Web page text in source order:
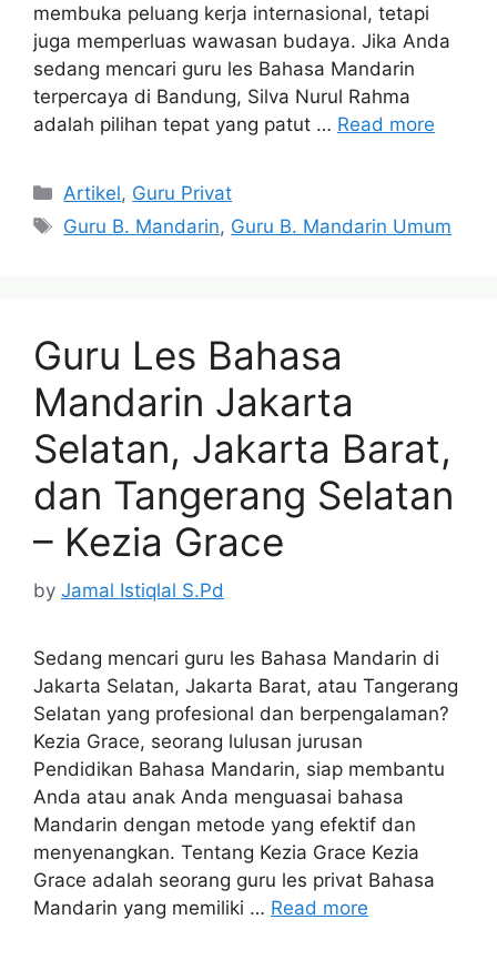
membuka peluang kerja internasional, tetapi
juga memperluas wawasan budaya. Jika Anda
sedang mencari guru les Bahasa Mandarin
terpercaya di Bandung, Silva Nurul Rahma
adalah pilihan tepat yang patut … Read more
Categories
Artikel, Guru Privat
Tags
Guru B. Mandarin, Guru B. Mandarin Umum
Guru Les Bahasa
Mandarin Jakarta
Selatan, Jakarta Barat,
dan Tangerang Selatan
– Kezia Grace
by Jamal Istiqlal S.Pd
Sedang mencari guru les Bahasa Mandarin di
Jakarta Selatan, Jakarta Barat, atau Tangerang
Selatan yang profesional dan berpengalaman?
Kezia Grace, seorang lulusan jurusan
Pendidikan Bahasa Mandarin, siap membantu
Anda atau anak Anda menguasai bahasa
Mandarin dengan metode yang efektif dan
menyenangkan. Tentang Kezia Grace Kezia
Grace adalah seorang guru les privat Bahasa
Mandarin yang memiliki … Read more